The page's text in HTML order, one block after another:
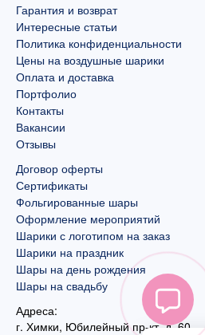
Гарантия и возврат
Интересные статьи
Политика конфиденциальности
Цены на воздушные шарики
Оплата и доставка
Портфолио
Контакты
Вакансии
Отзывы
Договор оферты
Сертификаты
Фольгированные шары
Оформление мероприятий
Шарики с логотипом на заказ
Шарики на праздник
Шары на день рождения
Шары на свадьбу
Адреса:
г. Химки, Юбилейный пр-кт, д. 60